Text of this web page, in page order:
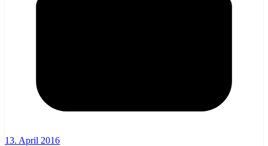
13. April 2016